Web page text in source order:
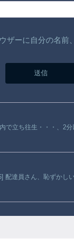
ザーに自分の名
で立ち往生・・・、2
配達員さん、恥ずかし